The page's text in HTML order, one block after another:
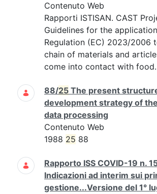
Contenuto Web
Rapporti ISTISAN. CAST
Guidelines for the
Regulation (EC) 2023/2006
chain of materials and
come into contact with food.
88/25 The present
development strategy of
data processing
Contenuto Web
1988 25 88
Rapporto ISS COVID-19 n.
Indicazioni ad interim sui
gestione...Versione del 1°